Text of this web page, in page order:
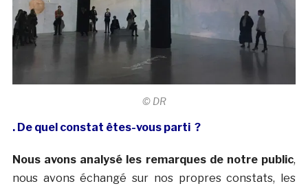
© DR
. De quel constat êtes-vous parti ?
Nous avons analysé les remarques de notre public,
nous avons échangé sur nos propres constats, les